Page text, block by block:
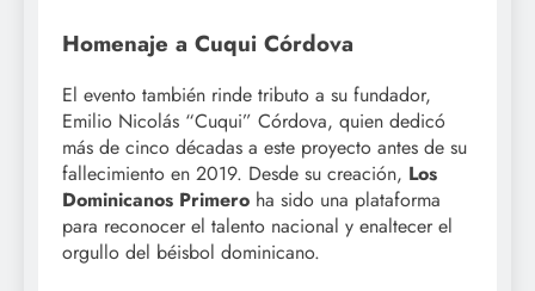
Homenaje a Cuqui Córdova
El evento también rinde tributo a su fundador,
Emilio Nicolás “Cuqui” Córdova, quien dedicó
más de cinco décadas a este proyecto antes de su
fallecimiento en 2019. Desde su creación, Los
Dominicanos Primero ha sido una plataforma
para reconocer el talento nacional y enaltecer el
orgullo del béisbol dominicano.